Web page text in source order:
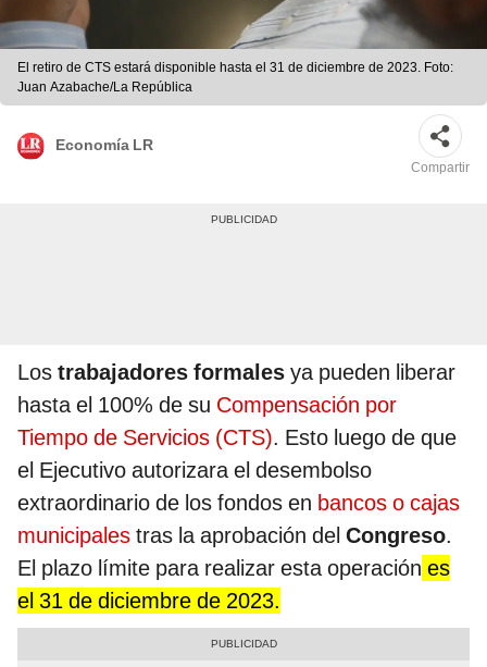
El retiro de CTS estará disponible hasta el 31 de diciembre de 2023. Foto:
Juan Azabache/La República
Economía LR
Compartir
Los trabajadores formales ya pueden liberar
hasta el 100% de su Compensación por
Tiempo de Servicios (CTS). Esto luego de que
el Ejecutivo autorizara el desembolso
extraordinario de los fondos en bancos o cajas
municipales tras la aprobación del Congreso.
El plazo límite para realizar esta operación es
el 31 de diciembre de 2023.